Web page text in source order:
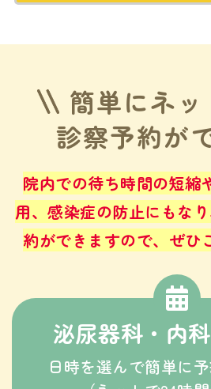
簡単にネッ
診察予約が
院内での待ち時間の短縮
用、感染症の防止にもなり
約ができますので、ぜひ
泌尿器科・内
日時を選んで簡単に